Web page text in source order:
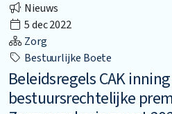
Nieuws
5 dec 2022
Zorg
Bestuurlijke Boete
Beleidsregels CAK inning
bestuursrechtelijke